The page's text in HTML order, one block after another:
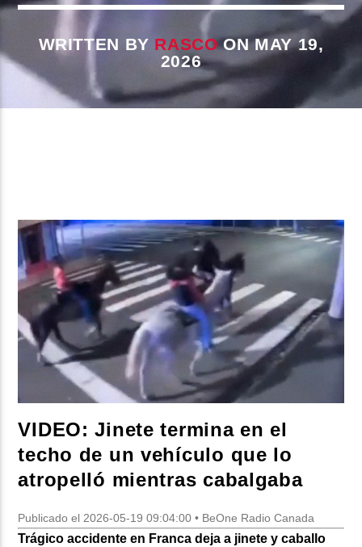
CURRENT SHOW
BEATS URBANOS
WRITTEN BY RASCOON MAY 19,
2026
VIDEO: Jinete termina en el
techo de un vehículo que lo
atropelló mientras cabalgaba
Publicado el 2026-05-19 09:04:00 • BeOne Radio Canada
Trágico accidente en Franca deja a jinete y caballo